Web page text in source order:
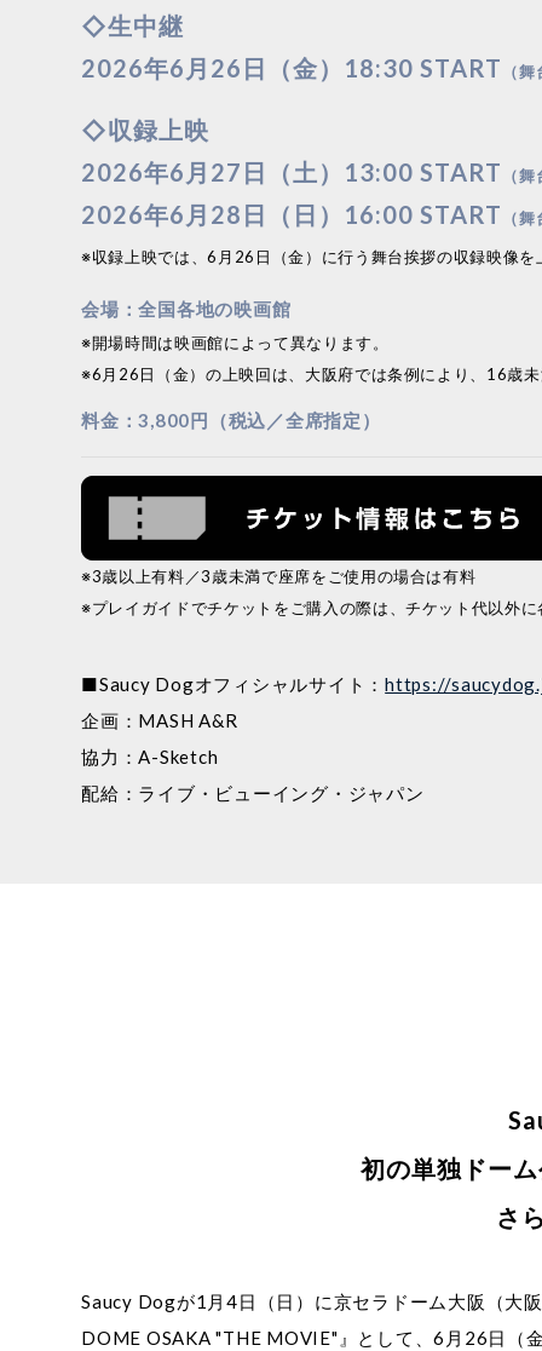
◇生中継
2026年6月26日（金）18:30 START
（
◇収録上映
2026年6月27日（土）13:00 START
（
2026年6月28日（日）16:00 START
（
※収録上映では、6月26日（金）に行う舞台挨拶の収録映像を
会場：全国各地の映画館
※開場時間は映画館によって異なります。
※6月26日（金）の上映回は、大阪府では条例により、16歳
料金：3,800円（税込／全席指定）
※3歳以上有料／3歳未満で座席をご使用の場合は有料
※プレイガイドでチケットをご購入の際は、チケット代以外に
■Saucy Dogオフィシャルサイト：https://
企画：MASH A&R
協力：A-Sketch
配給：ライブ・ビューイング・ジャパン
初の単独ドー
さ
Saucy Dogが1月4日（日）に京セラドーム大阪（大
DOME OSAKA "THE MOVIE"』として、6月26日（